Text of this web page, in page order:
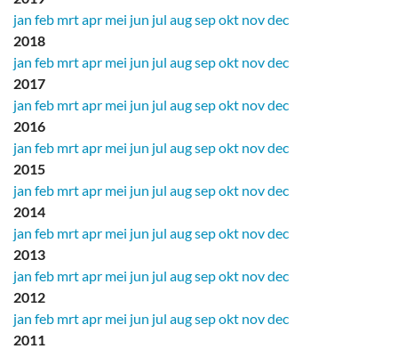
jan feb mrtapr mei jun jul augsepokt novdec
2018
jan feb mrtapr mei jun jul augsepokt novdec
2017
jan feb mrtapr mei jun jul augsepokt novdec
2016
jan feb mrtapr mei jun jul augsepokt novdec
2015
jan feb mrtapr mei jun jul augsepokt novdec
2014
jan feb mrtapr mei jun jul augsepokt novdec
2013
jan feb mrtapr mei jun jul augsepokt novdec
2012
jan feb mrtapr mei jun jul augsepokt novdec
2011